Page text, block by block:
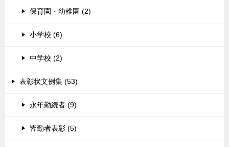
保育園・幼稚園 (2)
小学校 (6)
中学校 (2)
表彰状文例集 (53)
永年勤続者 (9)
皆勤者表彰 (5)